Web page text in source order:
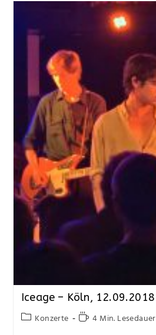
Iceage – Köln, 12.09.2018
Konzerte 4 Min. Lesedauer